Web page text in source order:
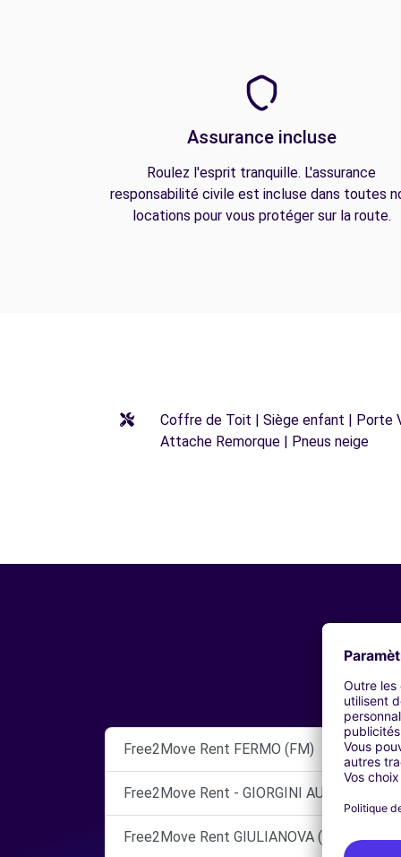
Assurance incluse
Roulez l'esprit tranquille. L'assurance
responsabilité civile est incluse dans toutes
locations pour vous protéger sur la route.
Coffre de Toit | Siège enfant | Porte
Attache Remorque | Pneus neige
Free2Move Rent FERMO (FM)
Free2Move Rent - GIORGINI AUTO S.R.L. -
Free2Move Rent GIULIANOVA (TE)